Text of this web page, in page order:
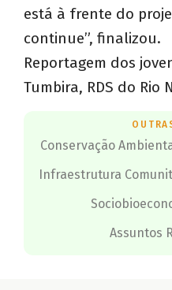
está à frente do
continue”, finalizou.
Reportagem dos
Tumbira, RDS do Rio
Conservação
Infraestrutura
Assuntos